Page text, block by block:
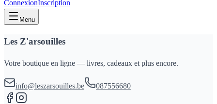
ConnexionInscription
Menu
Les Z'arsouilles
Votre boutique en ligne — livres, cadeaux et plus encore.
info@leszarsouilles.be 087556680